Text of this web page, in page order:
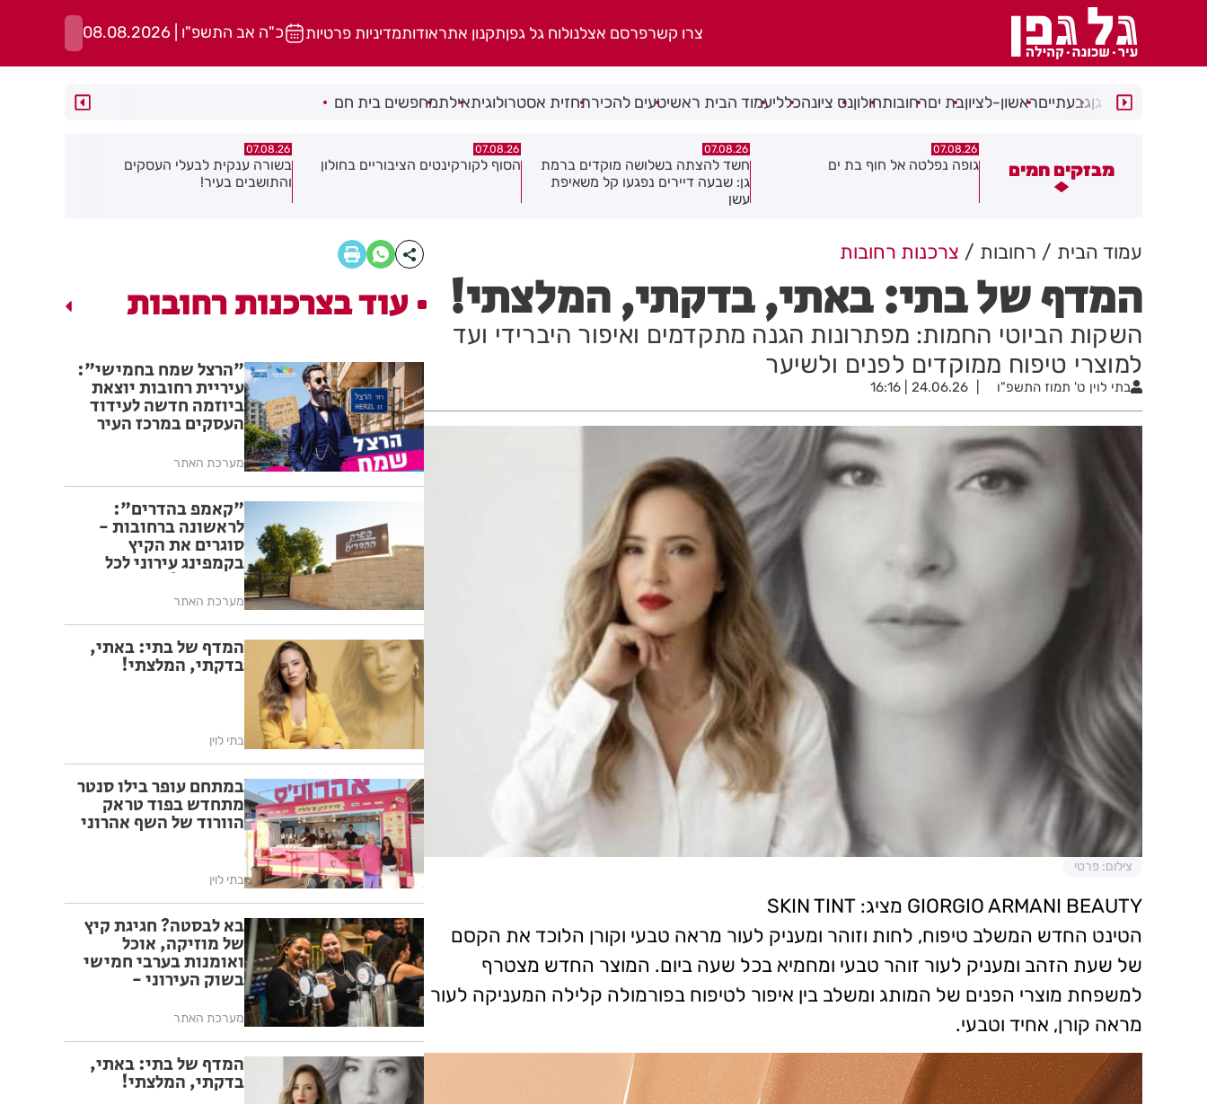
צרו קשרפרסם אצלנולוח גל גפןתקנון אתראודותמדיניות פרטיות כ"ה אב התשפ"ו | 08.08.2026
רמת גןגבעתייםראשון-לציוןבת יםרחובותחולוןנס ציונהכלליעמוד הבית ראשיטעים להכירתחזית אסטרולוגיתאילתמחפשים בית חם
מבזקים חמים
גופה נפלטה אל חוף בת ים
07.08.26
חשד להצתה בשלושה מוקדים ברמת
07.08.26
הסוף לקורקינטים הציבוריים בחולון
07.08.26
בשורה ענקית לבעלי העסקים
06.08.26
תושב בת ים נעצר בחשד לאונס אלים
של צעירה בת 18
עמוד הבית רחובות צרכנות רחובות
המדף של בתי: באתי, בדקתי, המלצתי!
השקות הביוטי החמות: מפתרונות הגנה מתקדמים ואיפור היברידי ועד
למוצרי טיפוח ממוקדים לפנים ולשיער
בתי לוין ט' תמוז התשפ"ו 24.06.26 | 16:16
צילום: פרטי
GIORGIO ARMANI BEAUTY מציג: SKIN TINT
הטינט החדש המשלב טיפוח, לחות וזוהר ומעניק לעור מראה טבעי וקורן הלוכד את הקסם
של שעת הזהב ומעניק לעור זוהר טבעי ומחמיא בכל שעה ביום. המוצר החדש מצטרף
למשפחת מוצרי הפנים של המותג ומשלב בין איפור לטיפוח בפורמולה קלילה המעניקה לעור
מראה קורן, אחיד וטבעי.
עוד בצרכנות רחובות
"הרצל שמח בחמישי":
עיריית רחובות יוצאת
ביוזמה חדשה לעידוד
העסקים במרכז העיר
מערכת האתר
"קאמפ בהדרים":
לראשונה ברחובות -
סוגרים את הקיץ
בקמפינג עירוני לכל
המשפחה!
מערכת האתר
המדף של בתי: באתי,
בדקתי, המלצתי!
בתי לוין
במתחם עופר בילו סנטר
מתחדש בפוד טראק
הוורוד של השף אהרוני
בתי לוין
בא לבסטה? חגיגת קיץ
של מוזיקה, אוכל
ואומנות בערבי חמישי
בשוק העירוני -
מערכת האתר
המדף של בתי: באתי,
בדקתי, המלצתי!